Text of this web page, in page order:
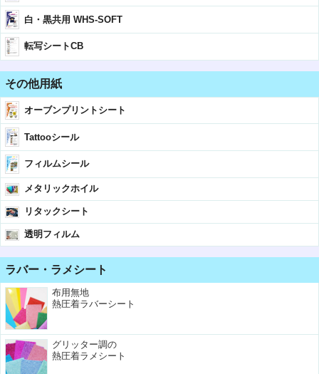
白・黒共用 WHS-SOFT
転写シートCB
その他用紙
オーブンプリントシート
Tattooシール
フィルムシール
メタリックホイル
リタックシート
透明フィルム
ラバー・ラメシート
布用無地
熱圧着ラバーシート
グリッター調の
熱圧着ラメシート